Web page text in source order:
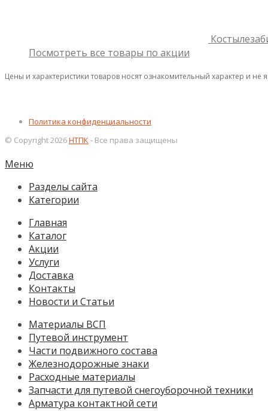
Посмотреть все товары по акции
Цены и характеристики товаров носят ознакомительный характер и не
Политика конфиденциальности
© Copyright 2026НТПК- Все права защищены
Меню
Разделы сайта
Категории
Главная
Каталог
Акции
Услуги
Доставка
Контакты
Новости и Статьи
Материалы ВСП
Путевой инструмент
Части подвижного состава
Железнодорожные знаки
Расходные материалы
Запчасти для путевой снегоуборочной техники
Арматура контактной сети